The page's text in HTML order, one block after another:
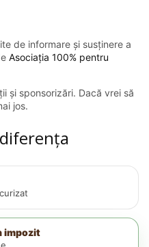
de informare și susținere a
Asociația 100% pentru
și sponsorizări. Dacă vrei să
jos.
impozit